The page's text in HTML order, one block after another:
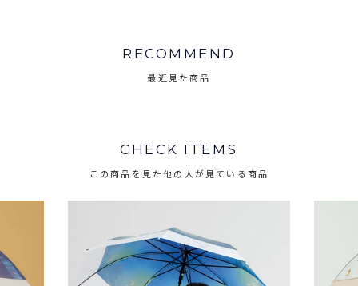
RECOMMEND
最近見た商品
CHECK ITEMS
この商品を見た他の人が見ている商品